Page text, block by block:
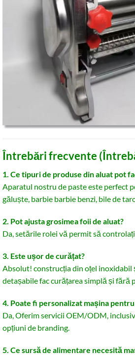
Întrebări frecvente
1. Ce tipuri de produse din aluat pot
Aparatul nostru de paste este perfect
găluște, barbie barbie benzi, bile de
2. Pot ajusta grosimea foii de aluat?
Da, setările rolei vă permit să
3. Este ușor de curățat?
Absolut! construcția din oțel inoxidabil
detașabile fac curățarea simplă și fără
4. Poate fi personalizat mașina
Da, Oferim servicii OEM/ODM,
opțiuni de branding.
5. Ce sursă de alimentare necesită